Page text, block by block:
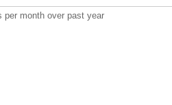
per month over past year